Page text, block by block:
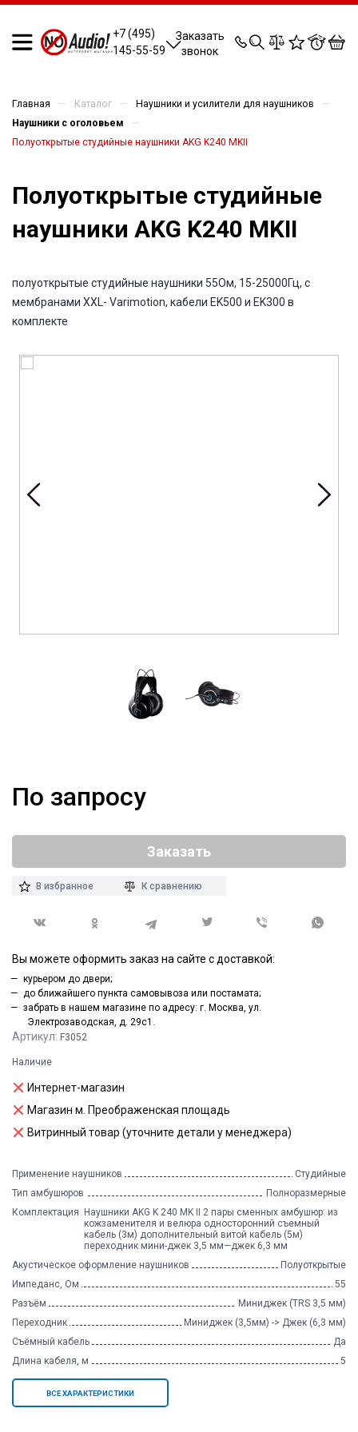
+7 (495)
145-55-59
Заказать
звонок
0 0 0 0
Главная — Каталог — Наушники и усилители для наушников —
Наушники с оголовьем —
Полуоткрытые студийные наушники AKG K240 MKII
Полуоткрытые студийные
наушники AKG K240 MKII
полуоткрытые студийные наушники 55Ом, 15-25000Гц, с
мембранами XXL- Varimotion, кабели EK500 и EK300 в
комплекте
Артикул: F3052
Наличие
Интернет-магазин
Магазин м. Преображенская площадь
Витринный товар (уточните детали у менеджера)
Применение наушников
Студийные
Тип амбушюров
Полноразмерные
Комплектация
Наушники AKG K 240 MK II 2 пары сменных амбушюр: из
кожзаменителя и велюра односторонний съемный
кабель (3м) дополнительный витой кабель (5м)
переходник мини-джек 3,5 мм—джек 6,3 мм
Акустическое оформление наушников
Полуоткрытые
Импеданс, Ом
55
Разъём
Миниджек (TRS 3,5 мм)
Переходник
Миниджек (3,5мм) -> Джек (6,3 мм)
Съёмный кабель
Да
Длина кабеля, м
5
ВСЕ ХАРАКТЕРИСТИКИ
По запросу
Заказать
В избранное К сравнению
Вы можете оформить заказ на сайте с доставкой:
курьером до двери;
до ближайшего пункта самовывоза или постамата;
забрать в нашем магазине по адресу: г. Москва, ул.
Электрозаводская, д. 29с1.